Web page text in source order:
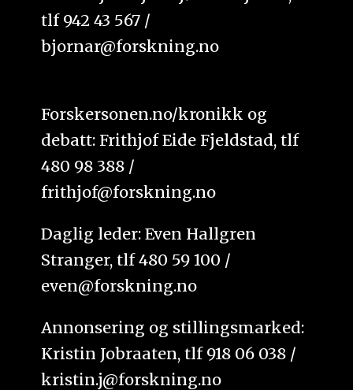
tlf 942 43 567 /
bjornar@forskning.no
Forskersonen.no/kronikk og
debatt: Frithjof Eide Fjeldstad, tlf
480 98 388 /
frithjof@forskning.no
Daglig leder: Even Hallgren
Stranger, tlf 480 59 100 /
even@forskning.no
Annonsering og stillingsmarked:
Kristin Jobraaten, tlf 918 06 038 /
kristin.j@forskning.no